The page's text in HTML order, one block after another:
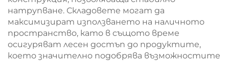
натрупване. Складовете могат да
максимизират използването на наличното
пространство, като в същото време
осигуряват лесен достъп до продуктите,
което значително подобрява възможностите